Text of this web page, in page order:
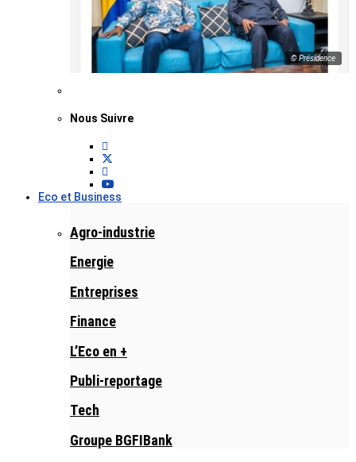
© Présidence
Nous Suivre
Eco et Business
Agro-industrie
Energie
Entreprises
Finance
L’Eco en +
Publi-reportage
Tech
Groupe BGFIBank